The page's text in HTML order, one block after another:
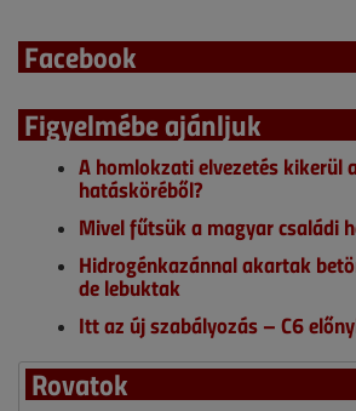
Facebook
Figyelmébe ajánljuk
A homlokzati elvezetés kikerül
hatásköréből?
Mivel fűtsük a magyar családi
Hidrogénkazánnal akartak
de lebuktak
Itt az új szabályozás – C6
Rovatok